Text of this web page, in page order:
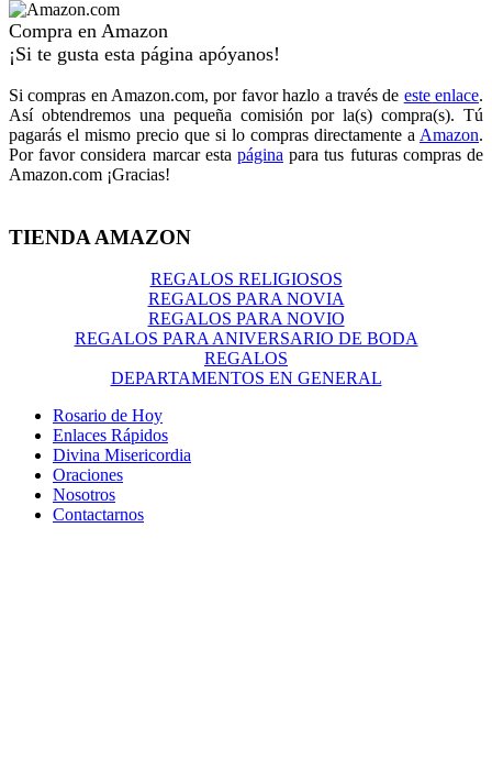
Compra en Amazon
¡Si te gusta esta página apóyanos!
Si compras en Amazon.com, por favor hazlo a través de este enlace.
Así obtendremos una pequeña comisión por la(s) compra(s). Tú
pagarás el mismo precio que si lo compras directamente a Amazon.
Por favor considera marcar esta página para tus futuras compras de
Amazon.com ¡Gracias!
TIENDA AMAZON
REGALOS RELIGIOSOS
REGALOS PARA NOVIA
REGALOS PARA NOVIO
REGALOS PARA ANIVERSARIO DE BODA
REGALOS
DEPARTAMENTOS EN GENERAL
Rosario de Hoy
Enlaces Rápidos
Divina Misericordia
Oraciones
Nosotros
Contactarnos